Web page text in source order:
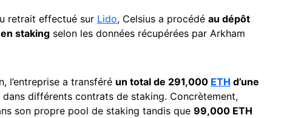
retrait effectué sur Lido, Celsius a procédé au dépôt
staking selon les données récupérées par Arkham
l’entreprise a transféré un total de 291,000 ETH d’une
dans différents contrats de staking. Concrètement,
son propre pool de staking tandis que 99,000 ETH